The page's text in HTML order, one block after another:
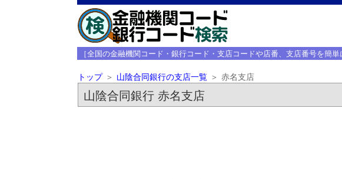
［全国の金融機関コード・銀行コード・支店コードや店番、支店番号を簡単
トップ 山陰合同銀行の支店一覧 赤名支店
山陰合同銀行 赤名支店